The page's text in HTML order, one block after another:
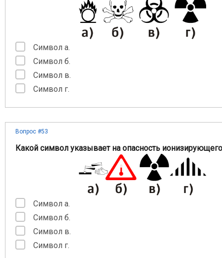
Символ а.
Символ б.
Символ в.
Символ г.
Вопрос #53
Какой символ указывает на опасность
Символ а.
Символ б.
Символ в.
Символ г.